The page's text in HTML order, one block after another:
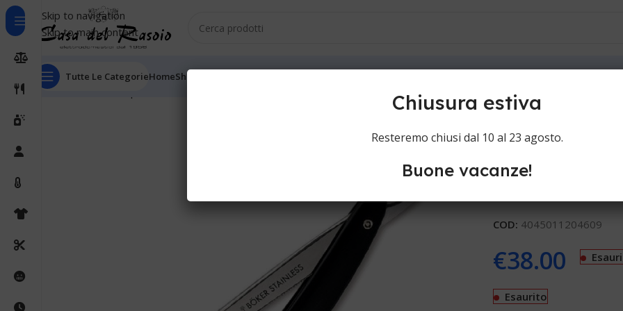
Skip to navigation
Skip to main content
Tutte Le CategorieHomeShop
Home Boker rasoio a mano libera tipo shavette 140907
Boker
140907
Shavette Boker rasoio a
COD: 4045011204609
€38.00
Esaurito
Chiusura estiva
Resteremo chiusi dal 10 al 23 agosto.
Buone vacanze!